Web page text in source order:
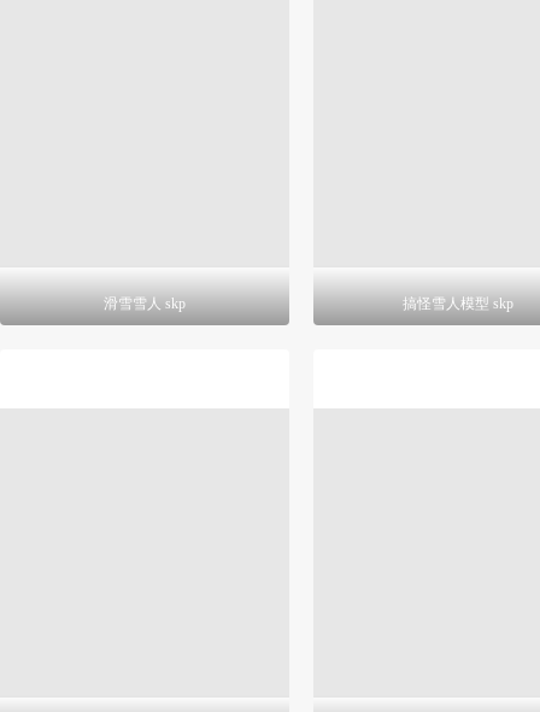
滑雪雪人 skp 搞怪雪人模型 skp